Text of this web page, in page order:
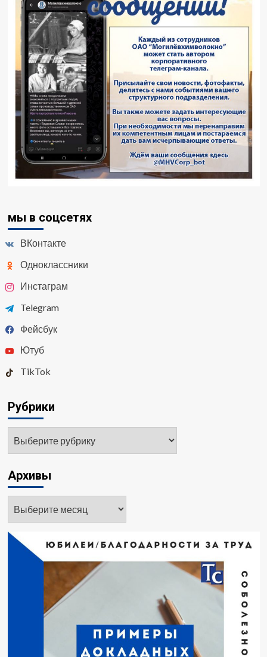
мы в соцсетях
ВКонтакте
Одноклассники
Инстаграм
Telegram
Фейсбук
Ютуб
TikTok
Рубрики
Архивы